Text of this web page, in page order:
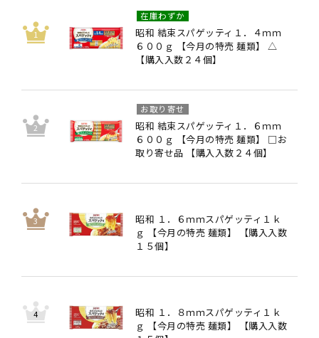
昭和 結束スパゲッティ１．４ｍｍ
６００ｇ 【今月の特売 麺類】 △
【購入入数２４個】
在庫わずか
昭和 結束スパゲッティ１．６ｍｍ
６００ｇ 【今月の特売 麺類】 □お
取り寄せ品 【購入入数２４個】
お取り寄せ
昭和 １．６ｍｍスパゲッティ１ｋ
ｇ 【今月の特売 麺類】 【購入入数
１５個】
昭和 １．８ｍｍスパゲッティ１ｋ
ｇ 【今月の特売 麺類】 【購入入数